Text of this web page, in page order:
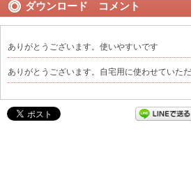
ダウンロード コメント
ありがとうございます。使いやすいです
ありがとうございます。自宅用に使わせていただ